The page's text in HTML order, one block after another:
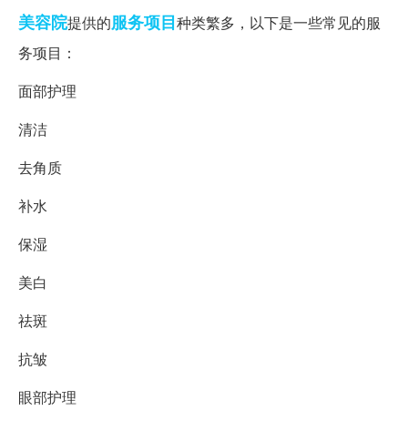
美容院提供的服务项目种类繁多，以下是一些常见的服
务项目：
面部护理
清洁
去角质
补水
保湿
美白
祛斑
抗皱
眼部护理